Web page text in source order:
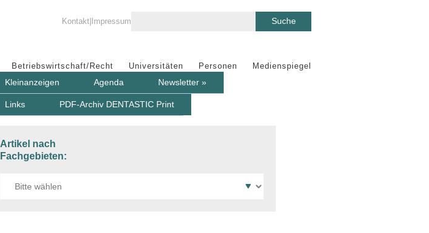
Kontakt Impressum
Betriebswirtschaft/Recht Universitäten Personen Medienspiegel
Kleinanzeigen Agenda Newsletter »
Links PDF-Archiv DENTASTIC Print
Artikel nach
Fachgebieten: